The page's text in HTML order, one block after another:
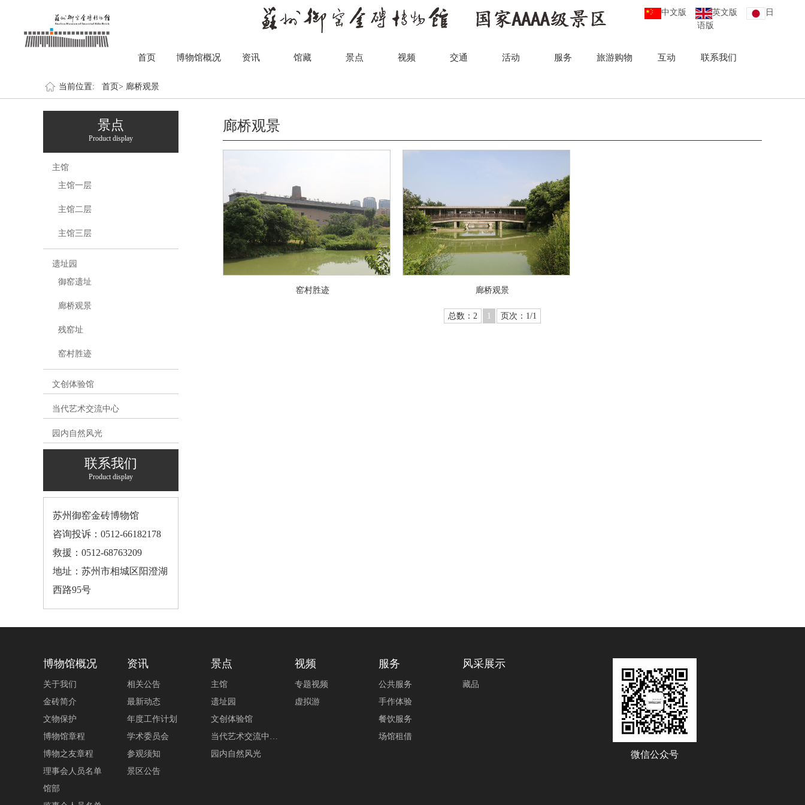
中文版 英文版
日
语版
首页 博物馆概况 资讯 馆藏 景点 视频 交通 活动 服务 旅游购物 互动 联系我们
当前位置: 首页> 廊桥观景
景点
Product display
主馆
主馆一层
主馆二层
主馆三层
遗址园
御窑遗址
廊桥观景
残窑址
窑村胜迹
文创体验馆
当代艺术交流中心
园内自然风光
联系我们
Product display
苏州御窑金砖博物馆
咨询投诉：0512-66182178
救援：0512-68763209
地址：苏州市相城区阳澄湖
西路95号
廊桥观景
窑村胜迹 廊桥观景
总数：2 1 页次：1/1
博物馆概况
关于我们
金砖简介
文物保护
博物馆章程
博物之友章程
理事会人员名单
馆部
资讯
相关公告
最新动态
年度工作计划
学术委员会
参观须知
景区公告
景点
主馆
遗址园
文创体验馆
当代艺术交流中…
园内自然风光
视频
专题视频
虚拟游
服务
公共服务
手作体验
餐饮服务
场馆租借
风采展示
藏品
微信公众号